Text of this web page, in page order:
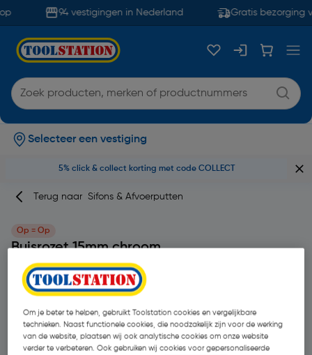
94 vestigingen in Nederland Gratis bezorging
Selecteer een vestiging
5% click & collect korting met code COLLECT
Terug naar Sifons & Afvoerputten
Op = Op
Buisrozet 15mm chroom
MerkTalon Productcode: 86783
Om je beter te helpen, gebruikt Toolstation cookies en vergelijkbare
technieken. Naast functionele cookies, die noodzakelijk zijn voor de werking
van de website, plaatsen wij ook analytische cookies om onze website
verder te verbeteren. Ook gebruiken wij cookies voor gepersonaliseerde